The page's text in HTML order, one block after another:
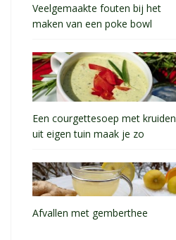
Veelgemaakte fouten bij het
maken van een poke bowl
Een courgettesoep met kruiden
uit eigen tuin maak je zo
Afvallen met gemberthee